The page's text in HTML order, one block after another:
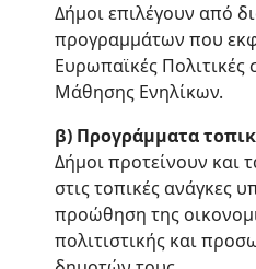
Δήμοι επιλέγουν από
προγραμμάτων που
Ευρωπαϊκές Πολιτικές
Μάθησης Ενηλίκων.
β) Προγράμματα
Δήμοι προτείνουν και
στις τοπικές ανάγκες
προώθηση της
πολιτιστικής και